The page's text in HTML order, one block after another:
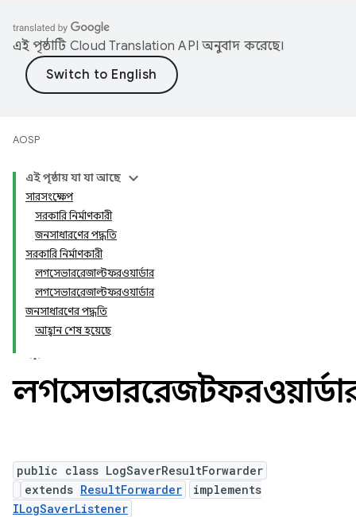
এই পৃষ্ঠাটি Cloud Translation API অনুবাদ করেছে।
AOSP
এই পৃষ্ঠায় যা যা আছে
সারসংক্ষেপ
সরকারি নির্মাণকারী
জনসাধারণের পদ্ধতি
সরকারি নির্মাণকারী
লগসেভাররেজাল্টফরওয়ার্ডার
লগসেভাররেজাল্টফরওয়ার্ডার
জনসাধারণের পদ্ধতি
আহ্বান শেষ হয়েছে
public class LogSaverResultForwarder
extends ResultForwarder
implements
ILogSaverListener